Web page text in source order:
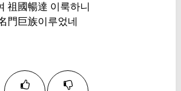
祖國暢達 이룩하니
門巨族이루었네